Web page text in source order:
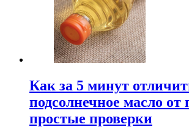
Как за 5 минут
подсолнечное масло от
простые проверки